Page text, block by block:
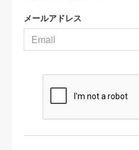
メールアドレス